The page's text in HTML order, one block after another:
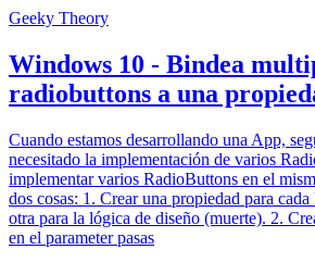
Geeky Theory
Windows 10 - Bindea
radiobuttons a una
Cuando estamos desarrollando una App,
necesitado la implementación de varios
implementar varios RadioButtons en el
dos cosas: 1. Crear una propiedad para
otra para la lógica de diseño (muerte). 2.
en el parameter pasas